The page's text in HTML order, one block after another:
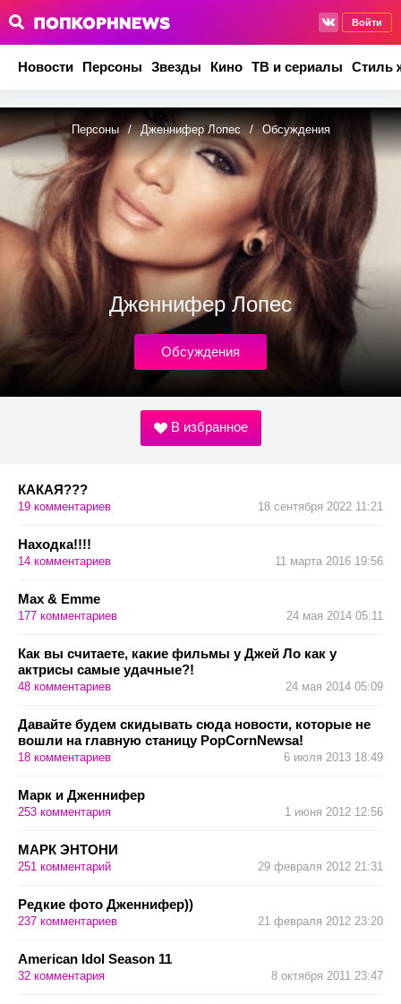
Войти
Новости Персоны Звезды Кино ТВ и сериалы Стиль
Персоны / Дженнифер Лопес / Обсуждения
Дженнифер Лопес
Обсуждения
В избранное
КАКАЯ???
19 комментариев 18 сентября 2022 11:21
Находка!!!!
14 комментариев 11 марта 2016 19:56
Max & Emme
177 комментариев 24 мая 2014 05:11
Как вы считаете, какие фильмы у Джей Ло как у
актрисы самые удачные?!
48 комментариев 24 мая 2014 05:09
Давайте будем скидывать сюда новости, которые не
вошли на главную станицу PopCornNewsа!
18 комментариев 6 июля 2013 18:49
Марк и Дженнифер
253 комментария 1 июня 2012 12:56
МАРК ЭНТОНИ
251 комментарий 29 февраля 2012 21:31
Редкие фото Дженнифер))
237 комментариев 21 февраля 2012 23:20
American Idol Season 11
32 комментария 8 октября 2011 23:47